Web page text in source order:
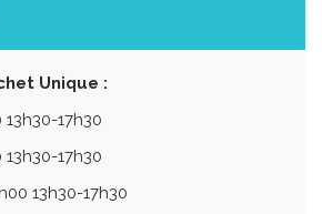
Unique :
17h30
17h30
13h30-17h30